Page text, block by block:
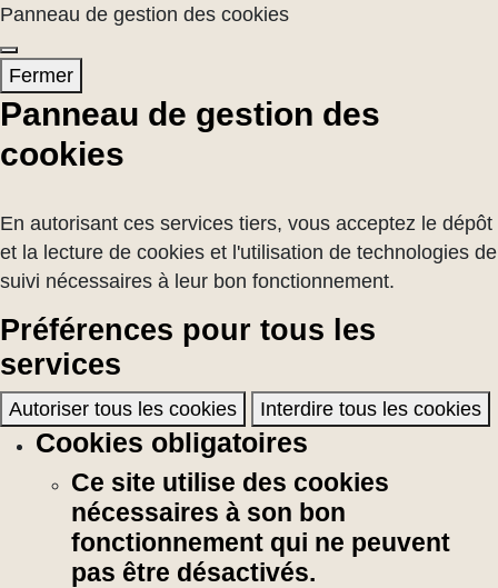
Panneau de gestion des cookies
Fermer
Panneau de gestion des
cookies
En autorisant ces services tiers, vous acceptez le dépôt
et la lecture de cookies et l'utilisation de technologies de
suivi nécessaires à leur bon fonctionnement.
Préférences pour tous les
services
Autoriser tous les cookies Interdire tous les cookies
Cookies obligatoires
Ce site utilise des cookies
nécessaires à son bon
fonctionnement qui ne peuvent
pas être désactivés.